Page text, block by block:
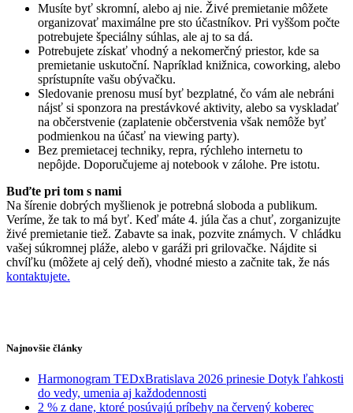
Musíte byť skromní, alebo aj nie. Živé premietanie môžete
organizovať maximálne pre sto účastníkov. Pri vyššom počte
potrebujete špeciálny súhlas, ale aj to sa dá.
Potrebujete získať vhodný a nekomerčný priestor, kde sa
premietanie uskutoční. Napríklad knižnica, coworking, alebo
sprístupníte vašu obývačku.
Sledovanie prenosu musí byť bezplatné, čo vám ale nebráni
nájsť si sponzora na prestávkové aktivity, alebo sa vyskladať
na občerstvenie (zaplatenie občerstvenia však nemôže byť
podmienkou na účasť na viewing party).
Bez premietacej techniky, repra, rýchleho internetu to
nepôjde. Doporučujeme aj notebook v zálohe. Pre istotu.
Buďte pri tom s nami
Na šírenie dobrých myšlienok je potrebná sloboda a publikum.
Veríme, že tak to má byť. Keď máte 4. júla čas a chuť, zorganizujte
živé premietanie tiež. Zabavte sa inak, pozvite známych. V chládku
vašej súkromnej pláže, alebo v garáži pri grilovačke. Nájdite si
chvíľku (môžete aj celý deň), vhodné miesto a začnite tak, že nás
kontaktujete.
Najnovšie články
Harmonogram TEDxBratislava 2026 prinesie Dotyk ľahkosti
do vedy, umenia aj každodennosti
2 % z dane, ktoré posúvajú príbehy na červený koberec